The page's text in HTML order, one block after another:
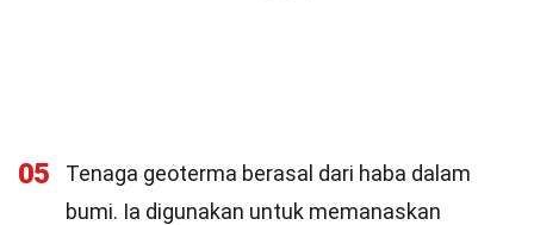
05
Tenaga geoterma berasal dari haba dalam
bumi. Ia digunakan untuk memanaskan